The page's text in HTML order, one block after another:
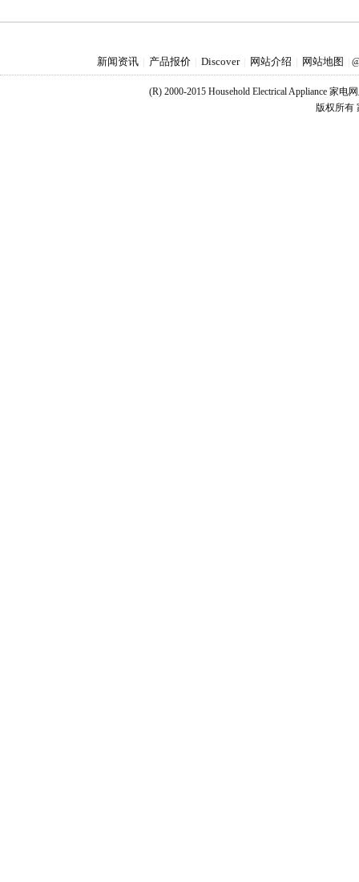
新闻资讯 产品报价 Discover 网站介绍 网站地图
(R) 2000-2015 Household Electrical Appliance 家电
版权所有